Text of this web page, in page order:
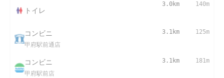
トイレ
3.0km 140m
コンビニ
甲府駅前通店
3.1km 125m
コンビニ
甲府駅前店
3.1km 181m